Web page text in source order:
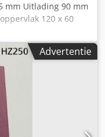
mm Uitlading 90 mm
120 x 60
L x B x H 160 x
HZ 250 De
waar tijdens het
is. Nauwkeurig
onbeperkte
spindelgeleiding,
650 centraal
Advertentie